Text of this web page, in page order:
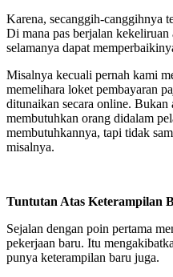
Karena, secanggih-canggihnya
Di mana pas berjalan
selamanya dapat
Misalnya kecuali pernah kami
memelihara loket pembayaran
ditunaikan secara online.
membutuhkan orang didalam
membutuhkannya, tapi tidak
misalnya.
Tuntutan Atas Keterampilan
Sejalan dengan poin pertama
pekerjaan baru. Itu
punya keterampilan baru juga.